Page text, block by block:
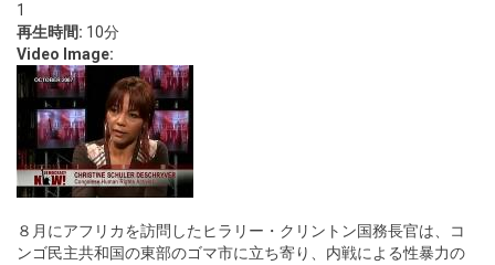
1
再生時間: 10分
Video Image:
８月にアフリカを訪問したヒラリー・クリントン国務長官は、コ
ンゴ民主共和国の東部のゴマ市に立ち寄り、内戦による性暴力の